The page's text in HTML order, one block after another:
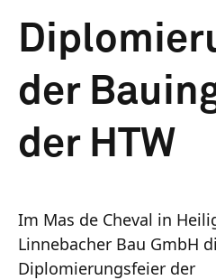
der
der HTW
Im Mas de Cheval in
Linnebacher Bau GmbH
Diplomierungsfeier der